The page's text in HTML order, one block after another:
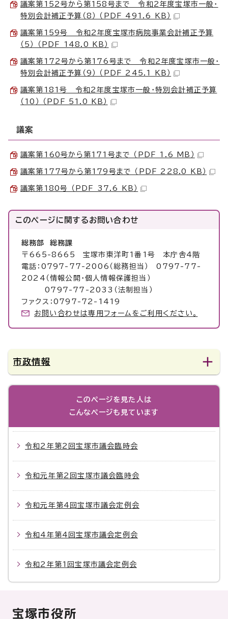
議案第152号から第158号まで 令和2年度宝塚市一般・
特別会計補正予算（8） （PDF 491.6 KB）
議案第159号 令和2年度宝塚市病院事業会計補正予算
（5） （PDF 148.0 KB）
議案第172号から第176号まで 令和2年度宝塚市一般・
特別会計補正予算（9） （PDF 245.1 KB）
議案第181号 令和2年度宝塚市一般・特別会計補正予算
（10） （PDF 51.0 KB）
議案
議案第160号から第171号まで （PDF 1.6 MB）
議案第177号から第179号まで （PDF 228.0 KB）
議案第180号 （PDF 37.6 KB）
このページに関するお問い合わせ
総務部 総務課
〒665-8665 宝塚市東洋町1番1号 本庁舎4階
電話：0797-77-2006（総務担当） 0797-77-
2024（情報公開・個人情報保護担当）
0797-77-2033（法制担当）
ファクス：0797-72-1419
お問い合わせは専用フォームをご利用ください。
市政情報
このページを見た人は
こんなページも見ています
令和2年第2回宝塚市議会臨時会
令和元年第2回宝塚市議会臨時会
令和元年第4回宝塚市議会定例会
令和4年第4回宝塚市議会定例会
令和2年第1回宝塚市議会定例会
宝塚市役所